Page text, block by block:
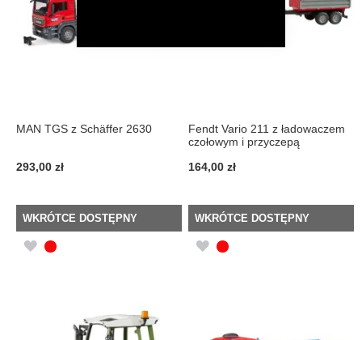
MAN TGS z Schäffer 2630
293,00 zł
WKRÓTCE DOSTĘPNY
DODAJ
ŻYCZEŃ
Fendt Vario 211 z ładowaczem
czołowym i przyczepą
164,00 zł
WKRÓTCE DOSTĘPNY
DODAJ